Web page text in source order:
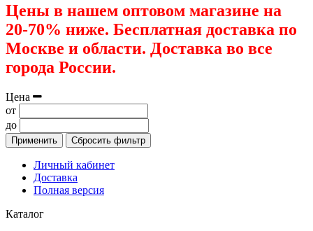
Цены в нашем оптовом магазине на
20-70% ниже. Бесплатная доставка по
Москве и области. Доставка во все
города России.
Цена
от
до
Применить Сбросить фильтр
Личный кабинет
Доставка
Полная версия
Каталог